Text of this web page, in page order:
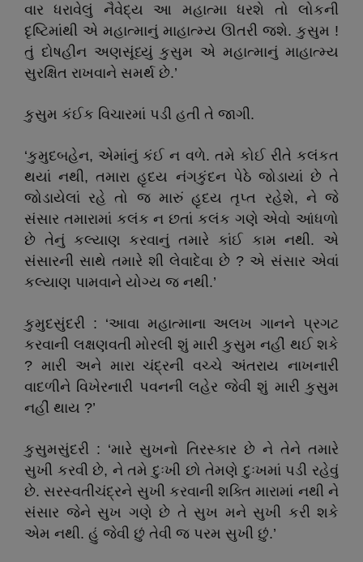
વાર ધરાવેલું નૈવેદ્ય આ મહાત્મા ધરશે તો લોકની
દૃષ્ટિમાંથી એ મહાત્માનું માહાત્મ્ય ઊતરી જશે. કુસુમ !
તું દોષહીન અણસૂંધ્યું કુસુમ એ મહાત્માનું માહાત્મ્ય
સુરક્ષિત રાખવાને સમર્થ છે.’
કુસુમ કંઈક વિચારમાં પડી હતી તે જાગી.
‘કુમુદબહેન, એમાંનું કંઈ ન વળે. તમે કોઈ રીતે કલંકત
થયાં નથી, તમારા હૃદય નંગકુંદન પેઠે જોડાયાં છે તે
જોડાયેલાં રહે તો જ મારું હૃદય તૃપ્ત રહેશે, ને જે
સંસાર તમારામાં કલંક ન છતાં કલંક ગણે એવો આંધળો
છે તેનું કલ્યાણ કરવાનું તમારે કાંઈ કામ નથી. એ
સંસારની સાથે તમારે શી લેવાદેવા છે ? એ સંસાર એવાં
કલ્યાણ પામવાને યોગ્ય જ નથી.’
કુમુદસુંદરી : ‘આવા મહાત્માના અલખ ગાનને પ્રગટ
કરવાની લક્ષણવતી મોરલી શું મારી કુસુમ નહીં થઈ શકે
? મારી અને મારા ચંદ્રની વચ્ચે અંતરાય નાખનારી
વાદળીને વિખેરનારી પવનની લહેર જેવી શું મારી કુસુમ
નહીં થાય ?’
કુસુમસુંદરી : ‘મારે સુખનો તિરસ્કાર છે ને તેને તમારે
સુખી કરવી છે, ને તમે દુઃખી છો તેમણે દુઃખમાં પડી રહેવું
છે. સરસ્વતીચંદ્રને સુખી કરવાની શક્તિ મારામાં નથી ને
સંસાર જેને સુખ ગણે છે તે સુખ મને સુખી કરી શકે
એમ નથી. હું જેવી છું તેવી જ પરમ સુખી છું.’